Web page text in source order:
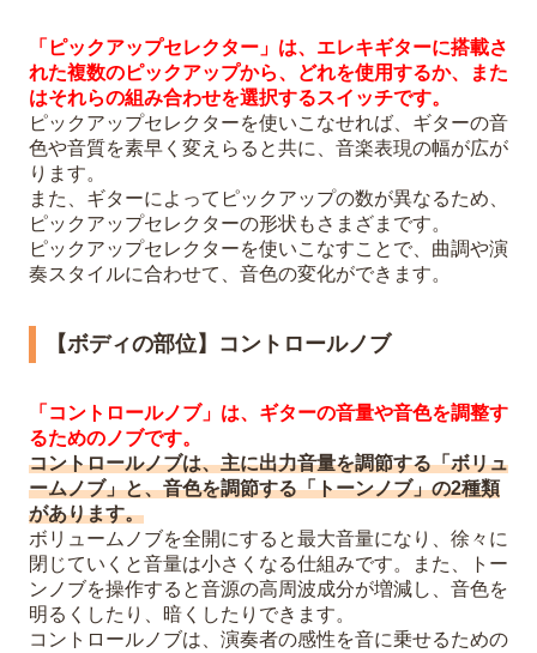
「ピックアップセレクター」は、エレキギターに搭載さ
れた複数のピックアップから、どれを使用するか、また
はそれらの組み合わせを選択するスイッチです。
ピックアップセレクターを使いこなせれば、ギターの音
色や音質を素早く変えらると共に、音楽表現の幅が広が
ります。
また、ギターによってピックアップの数が異なるため、
ピックアップセレクターの形状もさまざまです。
ピックアップセレクターを使いこなすことで、曲調や演
奏スタイルに合わせて、音色の変化ができます。
【ボディの部位】コントロールノブ
「コントロールノブ」は、ギターの音量や音色を調整す
るためのノブです。
コントロールノブは、主に出力音量を調節する「ボリュ
ームノブ」と、音色を調節する「トーンノブ」の2種類
があります。
ボリュームノブを全開にすると最大音量になり、徐々に
閉じていくと音量は小さくなる仕組みです。また、トー
ンノブを操作すると音源の高周波成分が増減し、音色を
明るくしたり、暗くしたりできます。
コントロールノブは、演奏者の感性を音に乗せるための